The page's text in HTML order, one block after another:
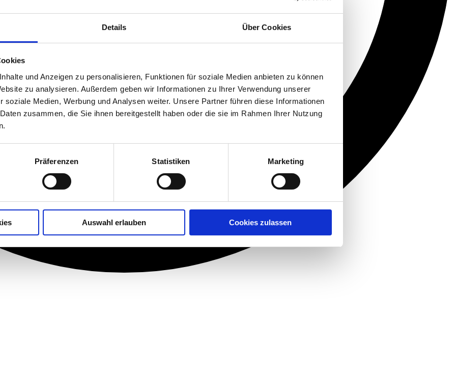
Details Über Cookies
und Anzeigen zu personalisieren, Funktionen für soziale Medien anbieten zu können
zu analysieren. Außerdem geben wir Informationen zu Ihrer Verwendung unserer
soziale Medien, Werbung und Analysen weiter. Unsere Partner führen diese Informationen
zusammen, die Sie ihnen bereitgestellt haben oder die sie im Rahmen Ihrer Nutzung
Präferenzen Statistiken Marketing
Auswahl erlauben Cookies zulassen